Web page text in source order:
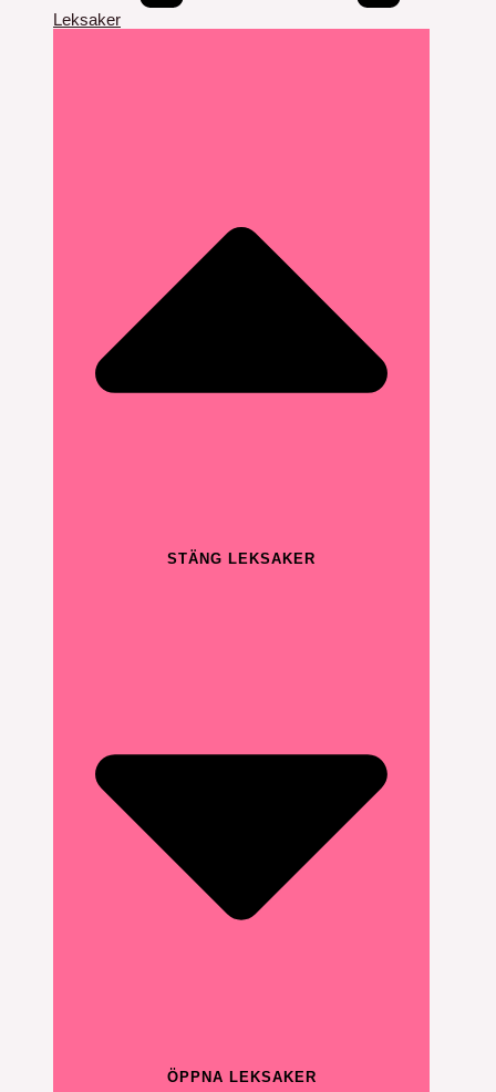
Leksaker
STÄNG LEKSAKER
ÖPPNA LEKSAKER